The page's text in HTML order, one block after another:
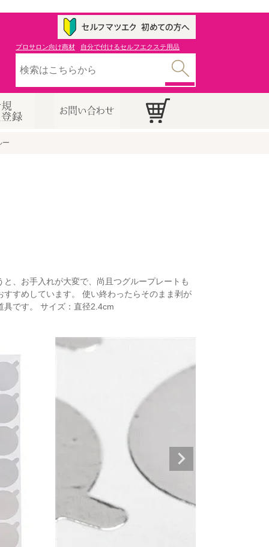
プロサロン向け商材 自分で付けるセルフエクステ用品
ー
、お手入れが大変で、尚且つグループレートも
すめしています。 使い終わったらそのまま剥が
具です。 サイズ：直径2.4cm